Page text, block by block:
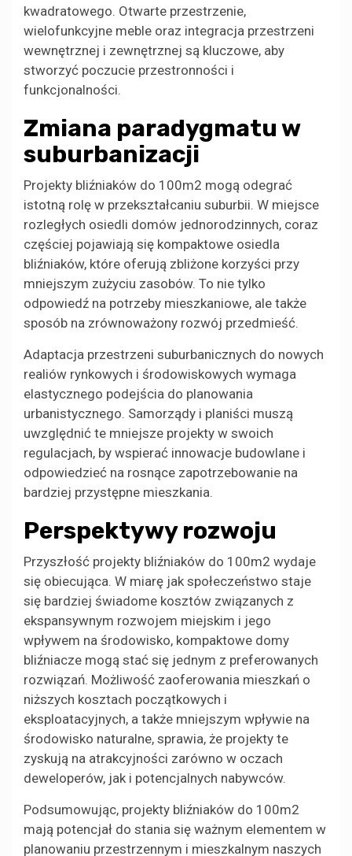
kwadratowego. Otwarte przestrzenie,
wielofunkcyjne meble oraz integracja przestrzeni
wewnętrznej i zewnętrznej są kluczowe, aby
stworzyć poczucie przestronności i
funkcjonalności.
Zmiana paradygmatu w
suburbanizacji
Projekty bliźniaków do 100m2 mogą odegrać
istotną rolę w przekształcaniu suburbii. W miejsce
rozległych osiedli domów jednorodzinnych, coraz
częściej pojawiają się kompaktowe osiedla
bliźniaków, które oferują zbliżone korzyści przy
mniejszym zużyciu zasobów. To nie tylko
odpowiedź na potrzeby mieszkaniowe, ale także
sposób na zrównoważony rozwój przedmieść.
Adaptacja przestrzeni suburbanicznych do nowych
realiów rynkowych i środowiskowych wymaga
elastycznego podejścia do planowania
urbanistycznego. Samorządy i planiści muszą
uwzględnić te mniejsze projekty w swoich
regulacjach, by wspierać innowacje budowlane i
odpowiedzieć na rosnące zapotrzebowanie na
bardziej przystępne mieszkania.
Perspektywy rozwoju
Przyszłość projekty bliźniaków do 100m2 wydaje
się obiecująca. W miarę jak społeczeństwo staje
się bardziej świadome kosztów związanych z
ekspansywnym rozwojem miejskim i jego
wpływem na środowisko, kompaktowe domy
bliźniacze mogą stać się jednym z preferowanych
rozwiązań. Możliwość zaoferowania mieszkań o
niższych kosztach początkowych i
eksploatacyjnych, a także mniejszym wpływie na
środowisko naturalne, sprawia, że projekty te
zyskują na atrakcyjności zarówno w oczach
deweloperów, jak i potencjalnych nabywców.
Podsumowując, projekty bliźniaków do 100m2
mają potencjał do stania się ważnym elementem w
planowaniu przestrzennym i mieszkalnym naszych